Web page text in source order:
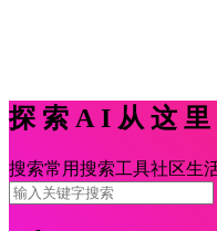
探索AI从这里
搜索常用搜索工具社区生